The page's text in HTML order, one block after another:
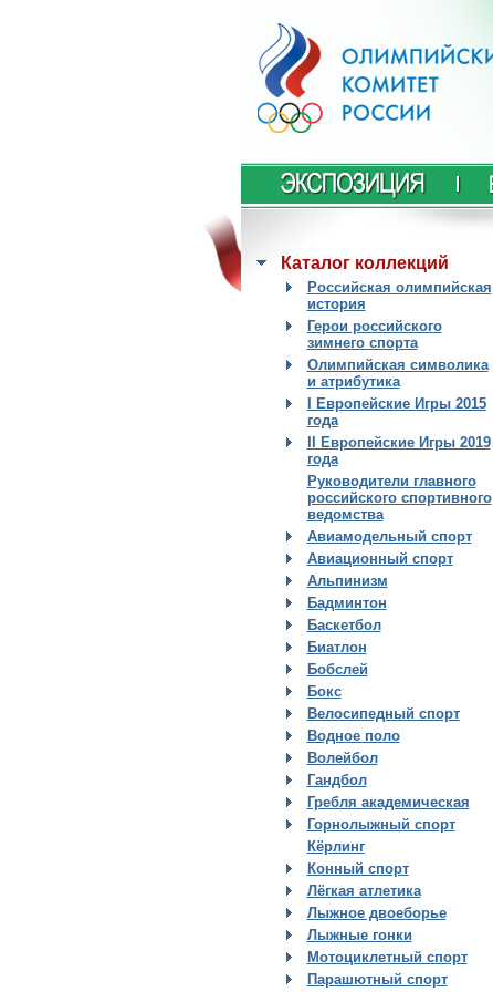
Каталог коллекций
Российская олимпийская
история
Герои российского
зимнего спорта
Олимпийская символика
и атрибутика
I Европейские Игры 2015
года
II Европейские Игры 2019
года
Руководители главного
российского спортивного
ведомства
Авиамодельный спорт
Авиационный спорт
Альпинизм
Бадминтон
Баскетбол
Биатлон
Бобслей
Бокс
Велосипедный спорт
Водное поло
Волейбол
Гандбол
Гребля академическая
Горнолыжный спорт
Кёрлинг
Конный спорт
Лёгкая атлетика
Лыжное двоеборье
Лыжные гонки
Мотоциклетный спорт
Парашютный спорт